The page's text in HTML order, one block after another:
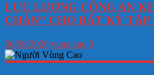
LỰC LƯỢNG CÔNG AN
CHẮN” CHO BẤT KỲ TẬP
06/08/2026 vung cao 0